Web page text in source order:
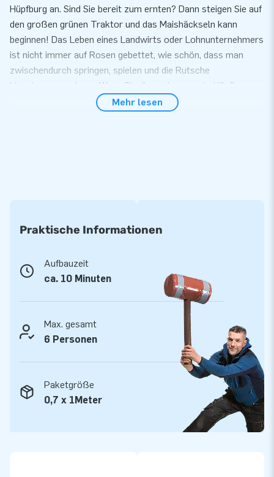
Hüpfburg an. Sind Sie bereit zum ernten? Dann steigen Sie auf
den großen grünen Traktor und das Maishäckseln kann
beginnen! Das Leben eines Landwirts oder Lohnunternehmers
ist nicht immer auf Rosen gebettet, wie schön, dass man
zwischendurch springen, spielen und die Rutsche
hinuntersausen kann. Wenn Sie dieses imposante Hüpfburg
kaufen, holen Sie sich eine beliebte Attraktion in Ihr Zuhause!
kann, ist das natürlich toll. JB Hüpfburg verkauft aufblasbare
es zum Beispiel diesen Slide Combo Tractor, aber auch
aufblasbare Hüpfburg im Thema Hippie, Fußball oder Candy.
Es gibt sogar einen Emoji Hüpfburg mit Rutsche. Sehen Sie
sich alle aufblasbaren Hüpfburgen auf der Website von JB an.
Ein professionelles Hüpfburg mit Rutsche
bestellen? Nutzen Sie Ihre Chance!
Die aufblasbaren Hüpfburgen Slide Combo von JB werden mit
Gebläse, Verankerungsmaterial und Anleitung geliefert. Alle
aufblasbaren Hüpfburgen haben ein Zertifikat. Ob Sie Ihre
Hüpfburg Slide Combo vermieten oder selbst nutzen: Ihre
Hüpfburg wird Ihnen in jedem Fall viel Freude bereiten!
Mehr lesen
Praktische Informationen
Aufbauzeit
ca. 10 Minuten
Max. gesamt
6 Personen
Paketgröße
0,7 x 1Meter